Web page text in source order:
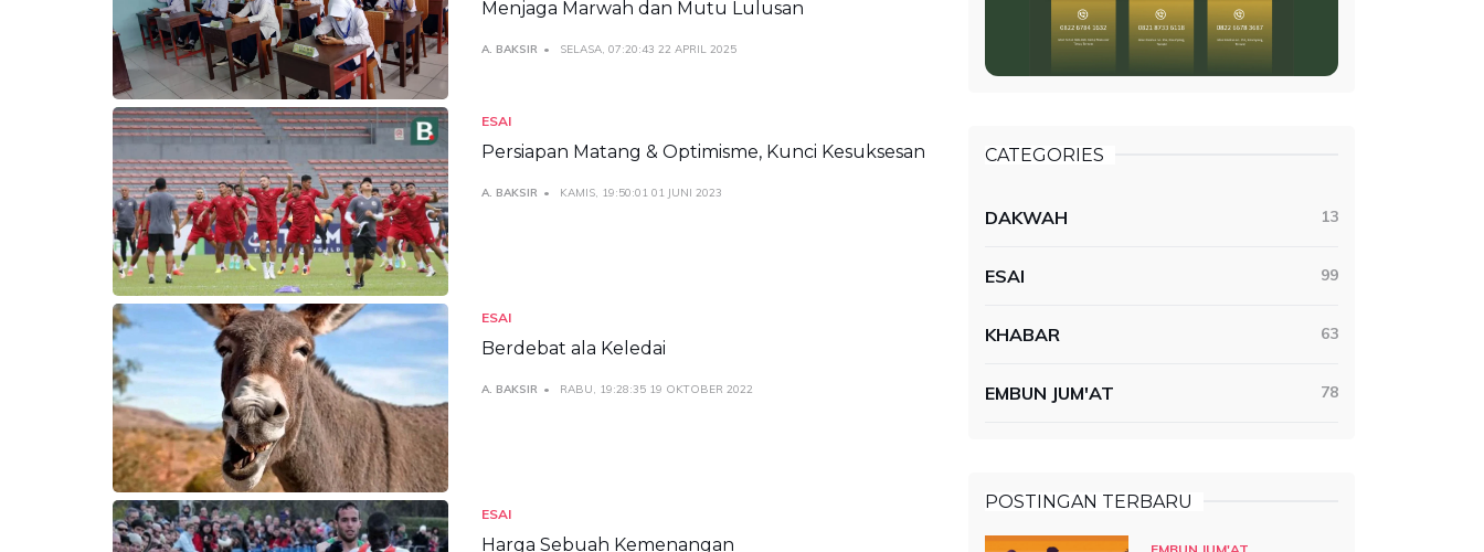
Menjaga Marwah dan Mutu Lulusan
A. BAKSIR SELASA, 07:20:43 22 APRIL 2025
ESAI
Persiapan Matang & Optimisme, Kunci Kesuksesan
A. BAKSIR KAMIS, 19:50:01 01 JUNI 2023
ESAI
Berdebat ala Keledai
A. BAKSIR RABU, 19:28:35 19 OKTOBER 2022
ESAI
Harga Sebuah Kemenangan
CATEGORIES
DAKWAH 13
ESAI 99
KHABAR 63
EMBUN JUM'AT 78
POSTINGAN TERBARU